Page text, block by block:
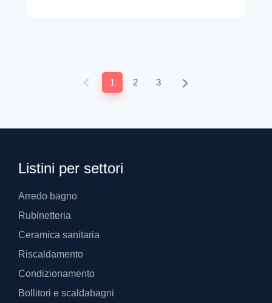
1 2 3
Listini per settori
Arredo bagno
Rubinetteria
Ceramica sanitaria
Riscaldamento
Condizionamento
Bollitori e scaldabagni